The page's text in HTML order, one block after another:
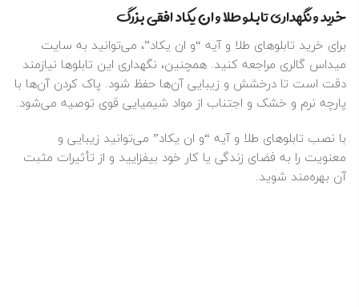
خرید و نگهداری تابلو طلا و ان یکاد افقی بزرگ
برای خرید تابلوهای طلا و آیه “و ان یکاد”، می‌توانید به سایت
میداس گالری مراجعه کنید. همچنین، نگهداری این تابلوها نیازمند
دقت است تا درخشش و زیبایی آن‌ها حفظ شود. پاک کردن آن‌ها با
پارچه نرم و خشک و اجتناب از مواد شیمیایی قوی توصیه می‌شود.
با نصب تابلوهای طلا و آیه “و ان یکاد” می‌توانید زیبایی و
معنویت را به فضای زندگی یا کار خود بیفزایید و از تأثیرات مثبت
آن بهره‌مند شوید.